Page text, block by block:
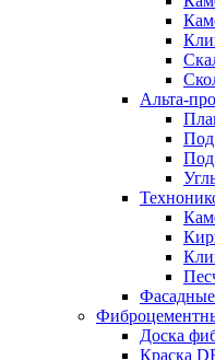
Альта-
Под
Доска
Краска